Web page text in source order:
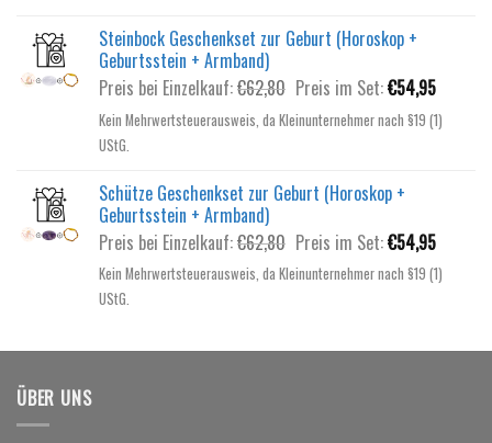
Steinbock Geschenkset zur Geburt (Horoskop +
Geburtsstein + Armband)
Preis bei Einzelkauf:€62,80 Ursprünglicher
Preis
war:
Preis im Set:€54,95
Preis
ist:
Kein Mehrwertsteuerausweis, da Kleinunternehmer nach §19 (1)
UStG.
Schütze Geschenkset zur Geburt (Horoskop +
Geburtsstein + Armband)
Preis bei Einzelkauf:€62,80 Ursprünglicher
Preis
war:
Preis im Set:€54,95
Preis
ist:
Kein Mehrwertsteuerausweis, da Kleinunternehmer nach §19 (1)
UStG.
ÜBER UNS